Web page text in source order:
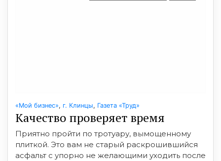
«Мой бизнес», г. Клинцы, Газета «Труд»
Качество проверяет время
Приятно пройти по тротуару, вымощенному
плиткой. Это вам не старый раскрошившийся
асфальт с упорно не желающими уходить после